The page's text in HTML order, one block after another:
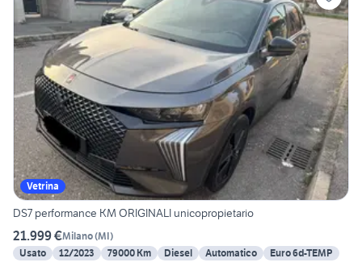
Vetrina
DS7 performance KM ORIGINALI unicopropietario
21.999 €Milano(MI)
Usato
12/2023 79000 Km Diesel Automatico Euro 6d-TEMP